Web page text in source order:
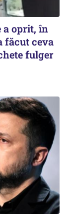
a oprit, în
făcut ceva
fulger